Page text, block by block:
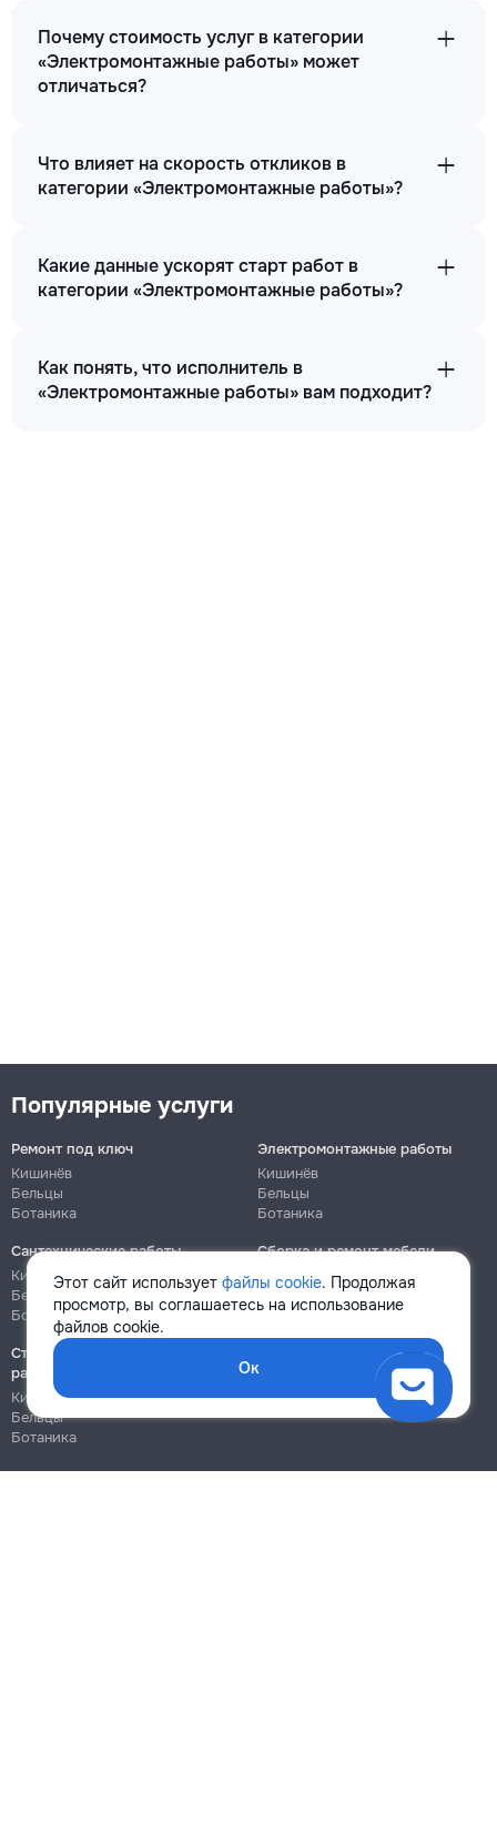
Почему стоимость услуг в категории
«Электромонтажные работы» может
отличаться?
Что влияет на скорость откликов в
категории «Электромонтажные работы»?
Какие данные ускорят старт работ в
категории «Электромонтажные работы»?
Как понять, что исполнитель в
«Электромонтажные работы» вам подходит?
Этот сайт использует файлы cookie. Продолжая
просмотр, вы соглашаетесь на использование
файлов cookie.
Ок
Популярные услуги
Ремонт под ключ
Кишинёв
Бельцы
Ботаника
Электромонтажные работы
Кишинёв
Бельцы
Ботаника
Сантехнические работы
Кишинёв
Бельцы
Ботаника
Сборка и ремонт мебели
Кишинёв
Ботаника
Строительно-монтажные
работы
Кишинёв
Бельцы
Ботаника